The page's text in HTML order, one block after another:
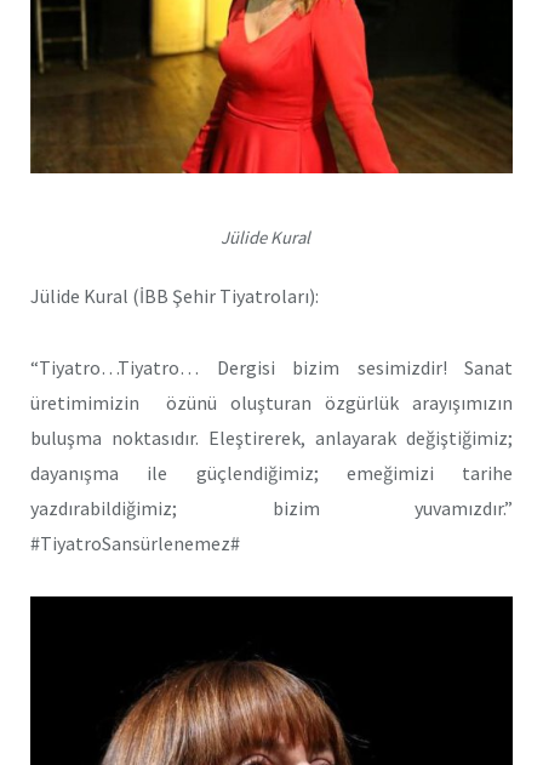
Jülide Kural
Jülide Kural (İBB Şehir Tiyatroları):
“Tiyatro…Tiyatro… Dergisi bizim sesimizdir! Sanat
üretimimizin özünü oluşturan özgürlük arayışımızın
buluşma noktasıdır. Eleştirerek, anlayarak değiştiğimiz;
dayanışma ile güçlendiğimiz; emeğimizi tarihe
yazdırabildiğimiz; bizim yuvamızdır.”
#TiyatroSansürlenemez#